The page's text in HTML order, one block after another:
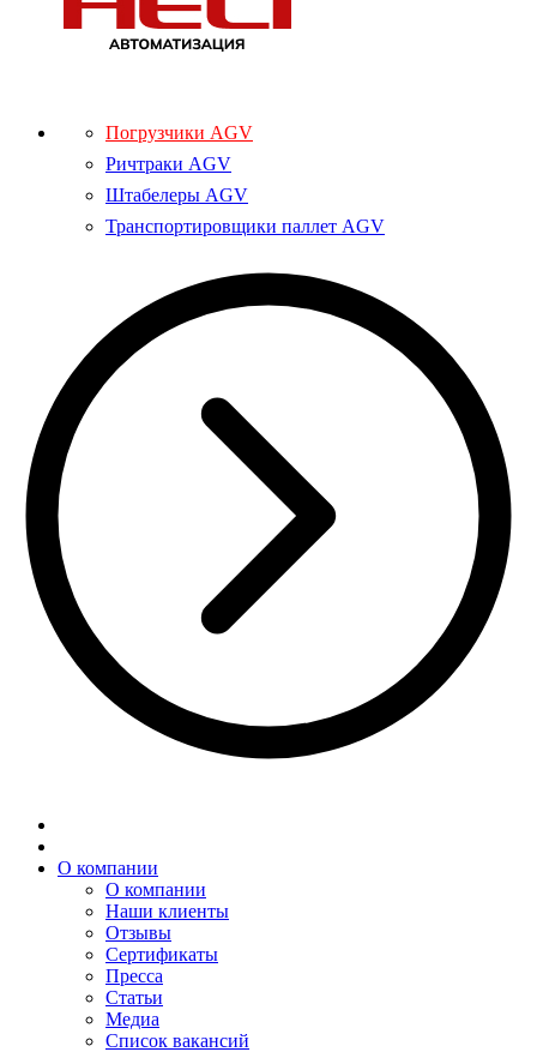
Погрузчики AGV
Ричтраки AGV
Штабелеры AGV
Транспортировщики паллет AGV
О компании
О компании
Наши клиенты
Отзывы
Сертификаты
Пресса
Статьи
Медиа
Список вакансий